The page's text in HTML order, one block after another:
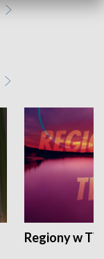
Regiony w